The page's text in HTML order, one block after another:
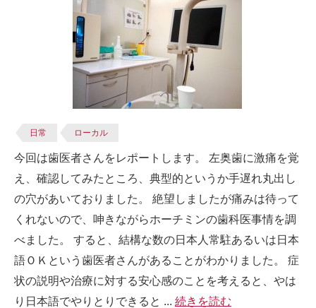
日常 ローカル
今回は歯医者さんをレポートします。 左奥歯に激痛を覚
え、確認してみたところ、典型的というか手遅れ丸出し
の穴があいておりました。 絶望しましたが痛みは待って
くれないので、呻きながらホーチミンの歯科医事情を調
べました。 すると、結構な数の日本人常駐あるいは日本
語ＯＫという歯医者さんがあることがわかりました。 症
状の説明や治療に対する安心感のことを考えると、やは
り日本語でやりとりできると ... 続きを読む